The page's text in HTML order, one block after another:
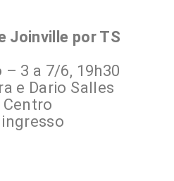
Joinville por TS
3 a 7/6, 19h30
e Dario Salles
Centro